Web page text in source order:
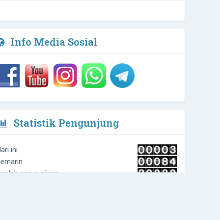
Info Media Sosial
Statistik Pengunjung
ini
pengunjung